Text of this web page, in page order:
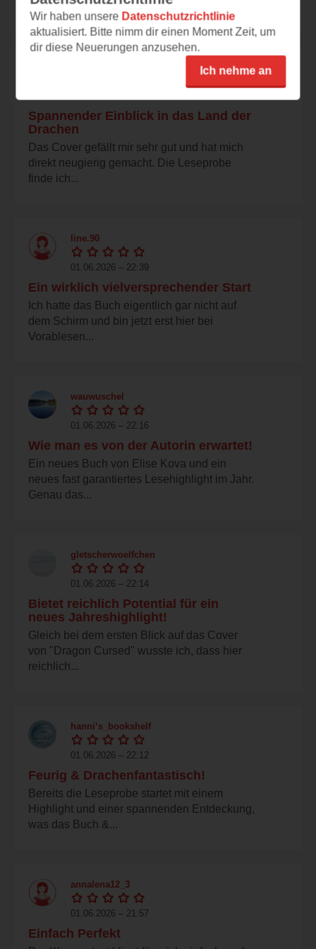
mein Genre....
Spannender Einblick in das Land der
Drachen
Das Cover gefällt mir sehr gut und hat mich
direkt neugierig gemacht. Die Leseprobe
finde ich...
line.90
01.06.2026 – 22:39
Ein wirklich vielversprechender Start
Ich hatte das Buch eigentlich gar nicht auf
dem Schirm und bin jetzt erst hier bei
Vorablesen...
wauwuschel
01.06.2026 – 22:16
Wie man es von der Autorin erwartet!
Ein neues Buch von Elise Kova und ein
neues fast garantiertes Lesehighlight im Jahr.
Genau das...
gletscherwoelfchen
01.06.2026 – 22:14
Bietet reichlich Potential für ein
neues Jahreshighlight!
Gleich bei dem ersten Blick auf das Cover
von "Dragon Cursed" wusste ich, dass hier
reichlich...
hanni‘s_bookshelf
01.06.2026 – 22:12
Feurig & Drachenfantastisch!
Bereits die Leseprobe startet mit einem
Highlight und einer spannenden Entdeckung,
was das Buch &...
annalena12_3
01.06.2026 – 21:57
Einfach Perfekt
Wir haben unsere Datenschutzrichtlinie
aktualisiert. Bitte nimm dir einen Moment Zeit, um
dir diese Neuerungen anzusehen.
Ich nehme an